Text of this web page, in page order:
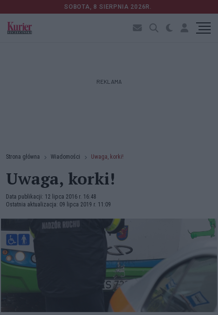
SOBOTA, 8 SIERPNIA 2026R.
REKLAMA
Strona główna Wiadomości Uwaga, korki!
Uwaga, korki!
Data publikacji: 12 lipca 2016 r. 16:48
Ostatnia aktualizacja: 09 lipca 2019 r. 11:09